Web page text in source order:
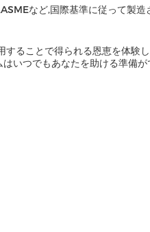
など,国際基準に従って製
ることで得られる恩恵を体験
いつでもあなたを助ける準備